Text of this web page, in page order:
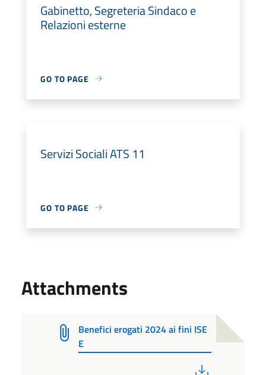
Gabinetto, Segreteria Sindaco e
Relazioni esterne
GO TO PAGE
Servizi Sociali ATS 11
GO TO PAGE
Attachments
Benefici erogati 2024 ai fini ISE
E